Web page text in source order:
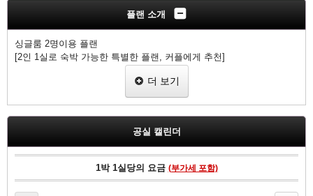
플랜 소개
싱글룸 2명이용 플랜
[2인 1실로 숙박 가능한 특별한 플랜, 커플에게 추천]
• 침대는 130cm의 세미더블 타입으로 준비되어 있습니다.
체크인은 15시부터, 체크아웃은 10까지입니다
------------------------------------------------------
[R&B호텔 조식메뉴 (AM6:30-AM9:30)]
더 보기
공실 캘린더
1박 1실당의 요금 (부가세 포함)